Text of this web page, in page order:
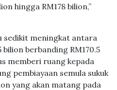
hingga RM178 bilion,”
sedikit meningkat antara
bilion berbanding RM170.5
memberi ruang kepada
pembiayaan semula sukuk
yang akan matang pada